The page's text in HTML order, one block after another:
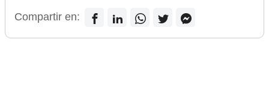
Compartir en: